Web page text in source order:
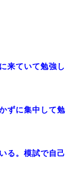
来ていて勉強し
ずに集中して勉
る。模試で自己